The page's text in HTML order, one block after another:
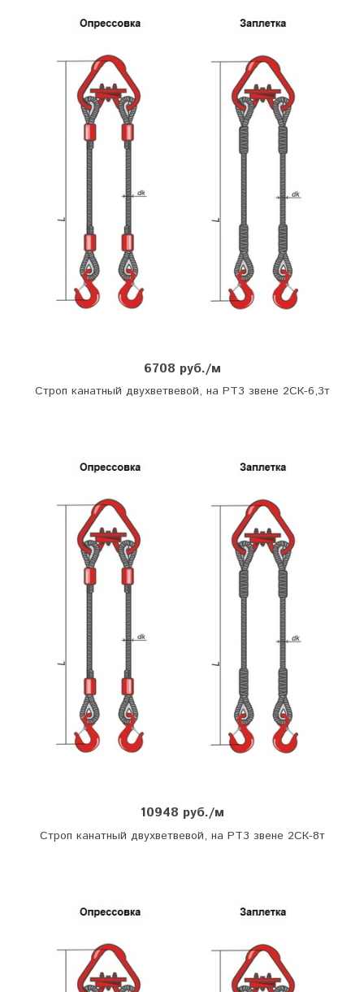
6708 руб./м
Строп канатный двухветвевой, на РТ3 звене 2СК-6,3т
10948 руб./м
Строп канатный двухветвевой, на РТ3 звене 2СК-8т